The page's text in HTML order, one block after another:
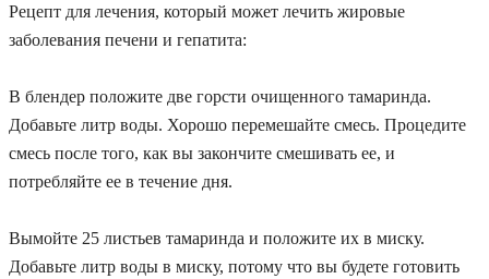
Рецепт для лечения, который может лечить жировые
заболевания печени и гепатита:
В блендер положите две горсти очищенного тамаринда.
Добавьте литр воды. Хорошо перемешайте смесь. Процедите
смесь после того, как вы закончите смешивать ее, и
потребляйте ее в течение дня.
Вымойте 25 листьев тамаринда и положите их в миску.
Добавьте литр воды в миску, потому что вы будете готовить